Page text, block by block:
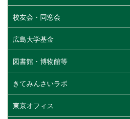
校友会・同窓会
広島大学基金
図書館・博物館等
きてみんさいラボ
東京オフィス